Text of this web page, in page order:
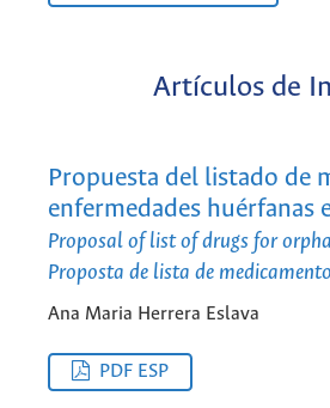
Artículos de
Propuesta del listado de
enfermedades huérfanas
Proposal of list of drugs for
Proposta de lista de
Ana Maria Herrera Eslava
PDF ESP